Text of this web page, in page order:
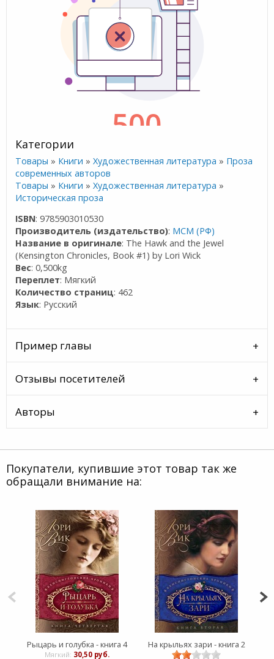
Категории
Товары » Книги »Художественная литература » Проза
современных авторов
Товары » Книги »Художественная литература »
Историческая проза
ISBN: 9785903010530
Производитель (издательство): МСМ (РФ)
Название в оригинале: The Hawk and the Jewel
(Kensington Chronicles, Book #1) by Lori Wick
Вес: 0,500kg
Переплет: Мягкий
Количество страниц: 462
Язык: Русский
Пример главы
Отзывы посетителей
Авторы
Покупатели, купившие этот товар так же
обращали внимание на:
Рыцарь и голубка - книга 4
Мягкий: 30,50 руб.
На крыльях зари - книга 2